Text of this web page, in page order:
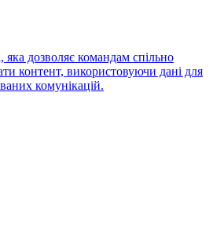
дозволяє командам спільно
контент, використовуючи дані для
комунікацій.